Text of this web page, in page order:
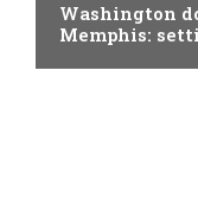
Washington
Memphis: